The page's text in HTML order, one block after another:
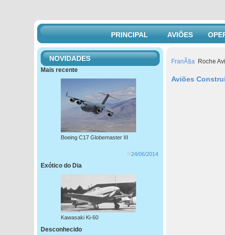
PRINCIPAL AVIÕES
FranÃ§a Roche
Aviões
NOVIDADES
Mais recente
Boeing C17 Globemaster III
24/06/2014
Exótico do Dia
Kawasaki Ki-60
Desconhecido